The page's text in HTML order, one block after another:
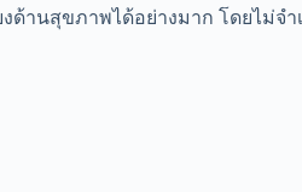
ด้านสุขภาพได้อย่างมาก โดยไม่